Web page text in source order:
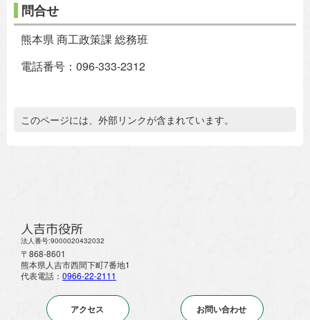
問合せ
熊本県 商工政策課 総務班
電話番号：096-333-2312
追加情報：外部リンク
このページには、外部リンクが含まれています。
人吉市役所
法人番号:9000020432032
〒868-8601
熊本県人吉市西間下町7番地1
代表電話： 0966-22-2111
アクセス お問い合わせ